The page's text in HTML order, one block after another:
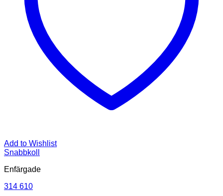
Add to Wishlist
Snabbkoll
Enfärgade
314 610